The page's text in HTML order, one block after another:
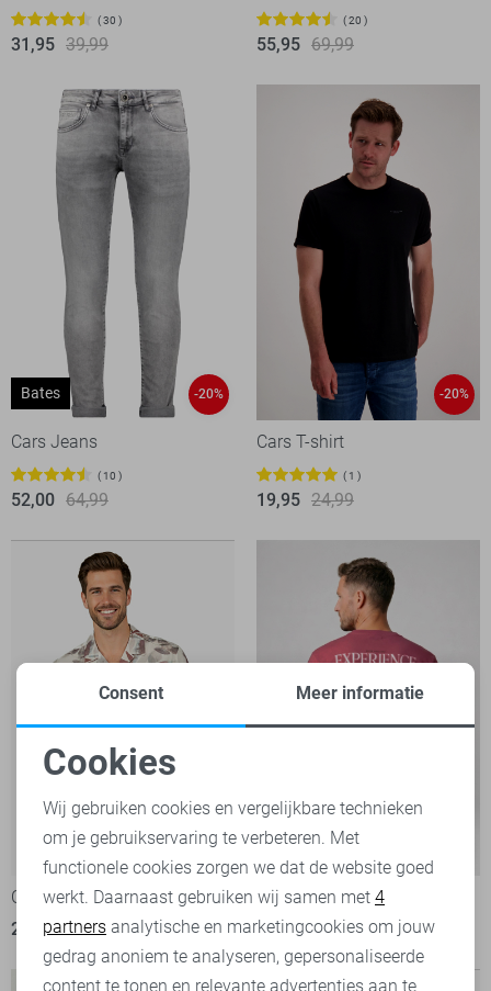
30
31,95 39,99
20
55,95 69,99
Bates -20%
Cars Jeans
10
52,00 64,99
-20%
Cars T-shirt
1
19,95 24,99
-50%
Cars Overhemd
22,50 44,99
Cars T-shirt
23,95 29,99
Noodzakelijke cookies
Personalisatie cookies
Analytische cookies
Marketing cookies
Consent Meer informatie
Cookies
Wij gebruiken cookies en vergelijkbare technieken
om je gebruikservaring te verbeteren. Met
functionele cookies zorgen we dat de website goed
werkt. Daarnaast gebruiken wij samen met 4
partners analytische en marketingcookies om jouw
gedrag anoniem te analyseren, gepersonaliseerde
content te tonen en relevante advertenties aan te